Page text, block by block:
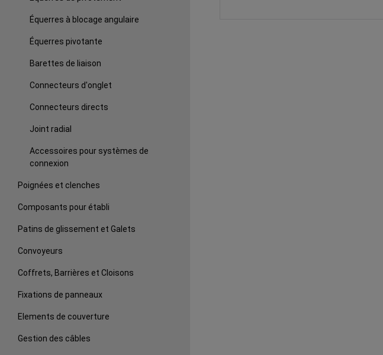
Équerres à blocage angulaire
Équerres pivotante
Barettes de liaison
Connecteurs d'onglet
Connecteurs directs
Joint radial
Accessoires pour systèmes de
connexion
Poignées et clenches
Composants pour établi
Patins de glissement et Galets
Convoyeurs
Coffrets, Barrières et Cloisons
Fixations de panneaux
Elements de couverture
Gestion des câbles